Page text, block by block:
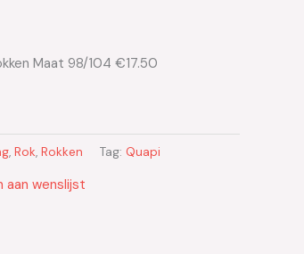
Maat 98/104 €17.50
, Rok, Rokken Tag: Quapi
aan wenslijst